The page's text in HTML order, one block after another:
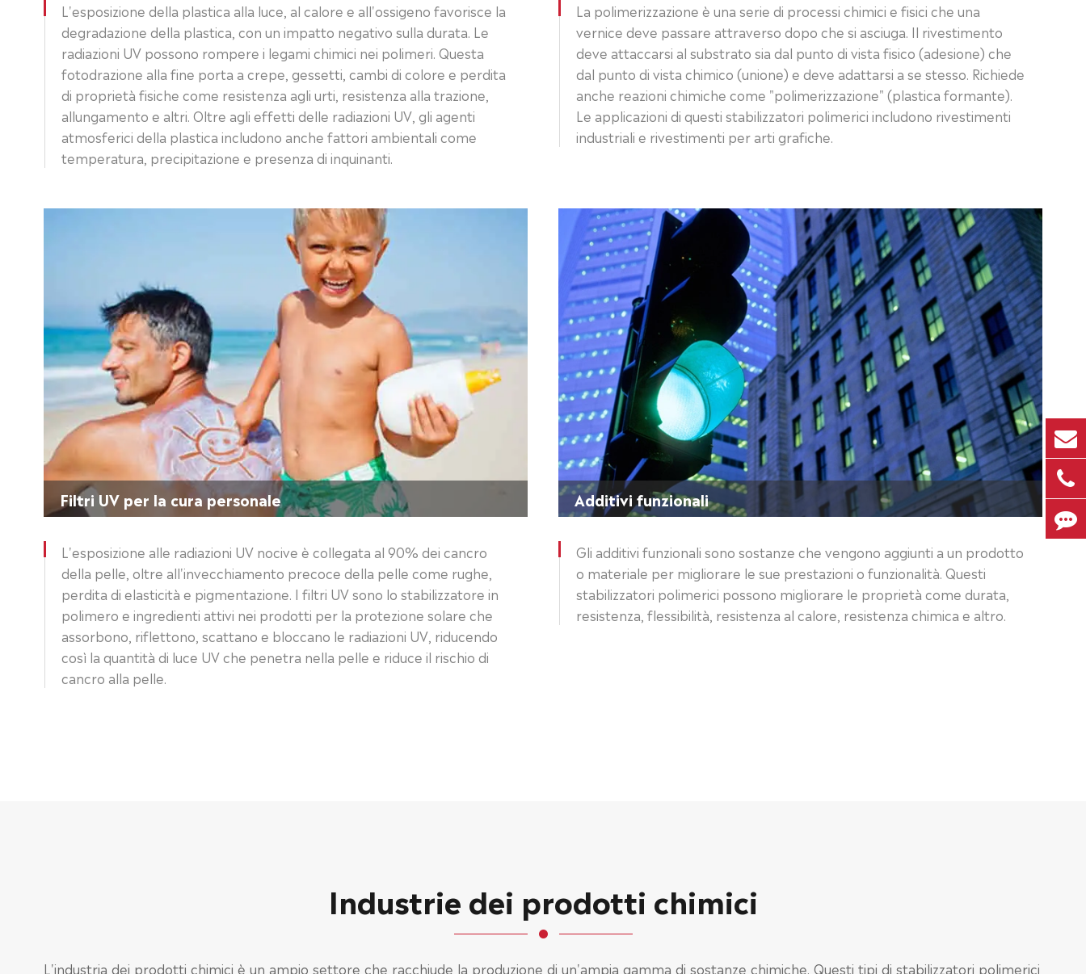
L'esposizione della plastica alla luce, al calore e all'ossigeno favorisce la
degradazione della plastica, con un impatto negativo sulla durata. Le
radiazioni UV possono rompere i legami chimici nei polimeri. Questa
fotodrazione alla fine porta a crepe, gessetti, cambi di colore e perdita
di proprietà fisiche come resistenza agli urti, resistenza alla trazione,
allungamento e altri. Oltre agli effetti delle radiazioni UV, gli agenti
atmosferici della plastica includono anche fattori ambientali come
temperatura, precipitazione e presenza di inquinanti.
La polimerizzazione è una serie di processi chimici e fisici che una
vernice deve passare attraverso dopo che si asciuga. Il rivestimento
deve attaccarsi al substrato sia dal punto di vista fisico (adesione) che
dal punto di vista chimico (unione) e deve adattarsi a se stesso. Richiede
anche reazioni chimiche come "polimerizzazione" (plastica formante).
Le applicazioni di questi stabilizzatori polimerici includono rivestimenti
industriali e rivestimenti per arti grafiche.
Filtri UV per la cura personale
L'esposizione alle radiazioni UV nocive è collegata al 90% dei cancro
della pelle, oltre all'invecchiamento precoce della pelle come rughe,
perdita di elasticità e pigmentazione. I filtri UV sono lo stabilizzatore in
polimero e ingredienti attivi nei prodotti per la protezione solare che
assorbono, riflettono, scattano e bloccano le radiazioni UV, riducendo
così la quantità di luce UV che penetra nella pelle e riduce il rischio di
cancro alla pelle.
Additivi funzionali
Gli additivi funzionali sono sostanze che vengono aggiunti a un prodotto
o materiale per migliorare le sue prestazioni o funzionalità. Questi
stabilizzatori polimerici possono migliorare le proprietà come durata,
resistenza, flessibilità, resistenza al calore, resistenza chimica e altro.
Industrie dei prodotti chimici
L'industria dei prodotti chimici è un ampio settore che racchiude la produzione di un'ampia gamma di sostanze chimiche. Questi tipi di stabilizzatori polimerici